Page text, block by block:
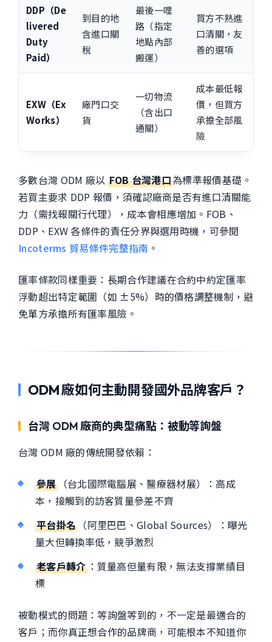
DDP （De
livered
Duty
Paid）
到目的地
含進口關
稅
最後一哩
路（指定
地點內部
搬運）
買方不熟進
口清關，友
善的選項
EXW（Ex
Works）
廠門口交
貨
一切物流
（含出口
通關）
成本最低報
價，但買方
承擔全部風
險
多數台灣 ODM 廠以 FOB 台灣港口為標準報價基礎。
若買主要求 DDP 報價，須確認廠商是否有進口清關能
力（需找報關行代理），成本會相應增加。FOB、
DDP、EXW 各條件的責任分界與選用時機，可參閱
Incoterms 貿易條件完整指南 。
匯率條款同樣重要：長期合作建議在合約中約定匯率
浮動超出特定範圍（如 ±5%）時的價格調整機制，避
免單方承擔所有匯率風險。
ODM 廠如何主動開發國外品牌客戶？
台灣 ODM 廠商的典型痛點：被動等詢盤
台灣 ODM 廠的傳統開發依賴：
參展（台北國際電腦展、醫療器材展）：高成
本，接觸到的訪客質量參差不齊
平台掛名 （阿里巴巴、Global Sources）：曝光
量大但轉換率低，競爭激烈
老客戶轉介：質量高但量有限，無法支撐業績目
標
被動模式的問題：等詢盤等到的，不一定是最適合的
客戶；而你真正想合作的品牌商，可能根本不知道你